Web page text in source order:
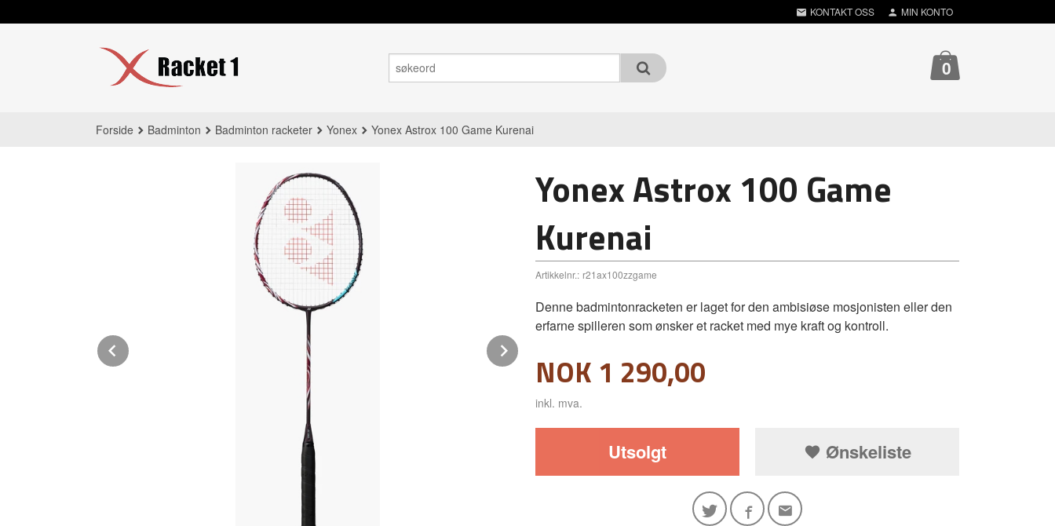
til
KONTAKT OSS MIN KONTO
0
Forside Badminton Badminton racketer Yonex Yonex Astrox 100 Game Kurenai
Yonex Astrox 100 Game
Kurenai
Artikkelnr.: r21ax100zzgame
Denne badmintonracketen er laget for den ambisiøse mosjonisten eller den
erfarne spilleren som ønsker et racket med mye kraft og kontroll.
Pris
NOK 1 290,00
inkl. mva.
Utsolgt Ønskeliste